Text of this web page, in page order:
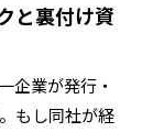
と裏付け資
企業が発行・
もし同社が経